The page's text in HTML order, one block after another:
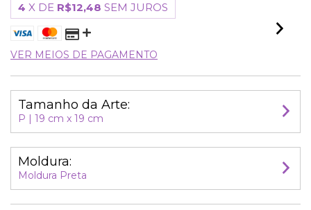
4 X DE R$12,48 SEM JUROS
VER MEIOS DE PAGAMENTO
Tamanho da Arte:
P | 19 cm x 19 cm
Moldura:
Moldura Preta